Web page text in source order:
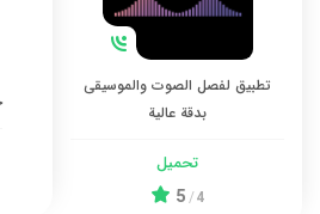
تطبيق لفصل الصوت والموسيقى
بدقة عالية
تحميل
4
/
5